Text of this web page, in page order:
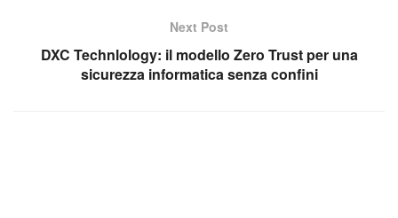
Next Post
DXC Technlology: il modello Zero Trust per una
sicurezza informatica senza confini